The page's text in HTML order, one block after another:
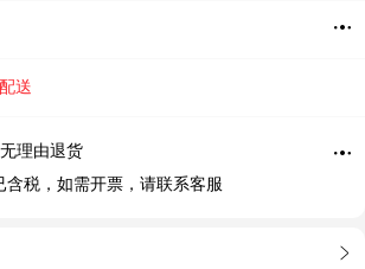
送
理由退货
含税，如需开票，请联系客服